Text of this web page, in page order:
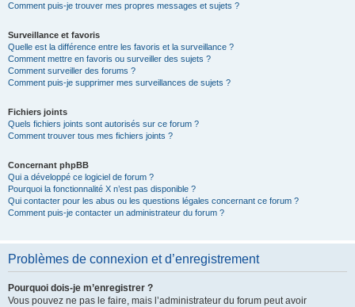
Comment puis-je trouver mes propres messages et sujets ?
Surveillance et favoris
Quelle est la différence entre les favoris et la surveillance ?
Comment mettre en favoris ou surveiller des sujets ?
Comment surveiller des forums ?
Comment puis-je supprimer mes surveillances de sujets ?
Fichiers joints
Quels fichiers joints sont autorisés sur ce forum ?
Comment trouver tous mes fichiers joints ?
Concernant phpBB
Qui a développé ce logiciel de forum ?
Pourquoi la fonctionnalité X n’est pas disponible ?
Qui contacter pour les abus ou les questions légales concernant ce forum ?
Comment puis-je contacter un administrateur du forum ?
Problèmes de connexion et d’enregistrement
Pourquoi dois-je m’enregistrer ?
Vous pouvez ne pas le faire, mais l’administrateur du forum peut avoir